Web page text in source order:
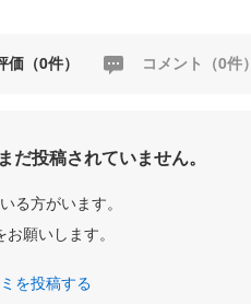
価（0件） コメント（0件）
投稿されていません。
る方がいます。
願いします。
を投稿する